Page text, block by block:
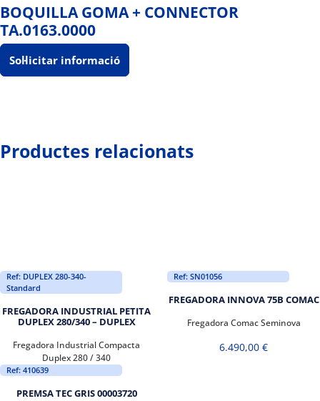
BOQUILLA GOMA + CONNECTOR
TA.0163.0000
Sol·licitar informació
Productes relacionats
Ref: DUPLEX 280-340-
Standard
FREGADORA INDUSTRIAL PETITA
DUPLEX 280/340 – DUPLEX
Fregadora Industrial Compacta
Duplex 280 / 340
Ref: SN01056
FREGADORA INNOVA 75B COMAC
Fregadora Comac Seminova
6.490,00 €
Ref: 410639
PREMSA TEC GRIS 00003720